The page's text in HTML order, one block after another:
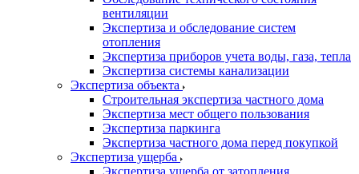
вентиляции
Экспертиза и обследование систем
отопления
Экспертиза приборов учета воды, газа, тепла
Экспертиза системы канализации
Экспертиза объекта
Строительная экспертиза частного дома
Экспертиза мест общего пользования
Экспертиза паркинга
Экспертиза частного дома перед покупкой
Экспертиза ущерба
Экспертиза ущерба от затопления